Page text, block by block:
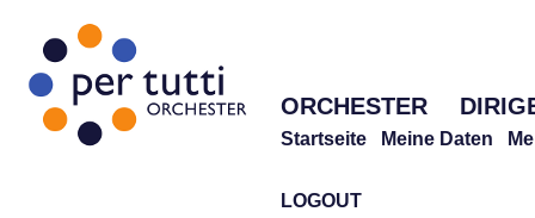
ORCHESTER
Startseite Meine Daten
LOGOUT